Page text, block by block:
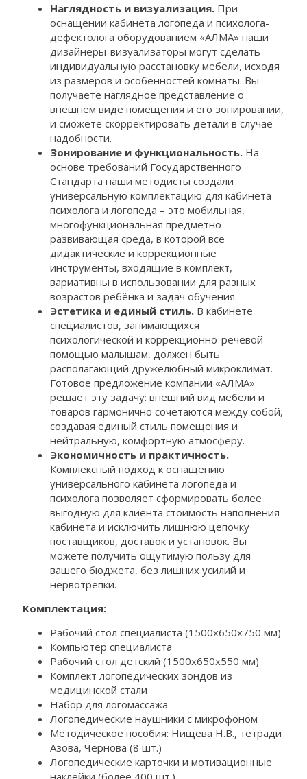
Наглядность и визуализация.При
оснащении кабинета логопеда и психолога-
дефектолога оборудованием «АЛМА» наши
дизайнеры-визуализаторы могут сделать
индивидуальную расстановку мебели, исходя
из размеров и особенностей комнаты. Вы
получаете наглядное представление о
внешнем виде помещения и его зонировании,
и сможете скорректировать детали в случае
надобности.
Зонирование и функциональность. На
основе требований Государственного
Стандарта наши методисты создали
универсальную комплектацию для кабинета
психолога и логопеда – это мобильная,
многофункциональная предметно-
развивающая среда, в которой все
дидактические и коррекционные
инструменты, входящие в комплект,
вариативны в использовании для разных
возрастов ребёнка и задач обучения.
Эстетика и единый стиль.В кабинете
специалистов, занимающихся
психологической и коррекционно-речевой
помощью малышам, должен быть
располагающий дружелюбный микроклимат.
Готовое предложение компании «АЛМА»
решает эту задачу: внешний вид мебели и
товаров гармонично сочетаются между собой,
создавая единый стиль помещения и
нейтральную, комфортную атмосферу.
Экономичность и практичность.
Комплексный подход к оснащению
универсального кабинета логопеда и
психолога позволяет сформировать более
выгодную для клиента стоимость наполнения
кабинета и исключить лишнюю цепочку
поставщиков, доставок и установок. Вы
можете получить ощутимую пользу для
вашего бюджета, без лишних усилий и
нервотрёпки.
Комплектация:
Рабочий стол специалиста (1500х650х750 мм)
Компьютер специалиста
Рабочий стол детский (1500х650х550 мм)
Комплект логопедических зондов из
медицинской стали
Набор для логомассажа
Логопедические наушники с микрофоном
Методическое пособия: Нищева Н.В., тетради
Азова, Чернова (8 шт.)
Логопедические карточки и мотивационные
наклейки (более 400 шт.)